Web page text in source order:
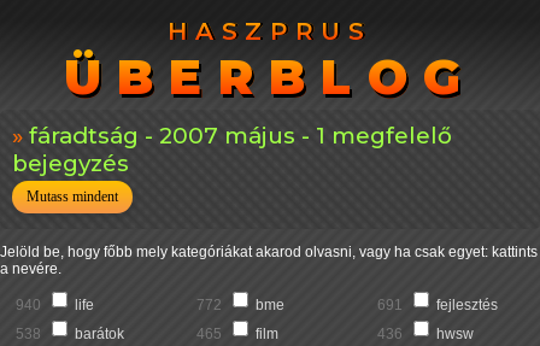
HASZPRUS
ÜBERBLOG
HASZPRUS
ÜBERBLOG
fáradtság - 2007 május - 1 megfelelő
bejegyzés
Mutass mindent
Jelöld be, hogy főbb mely kategóriákat akarod olvasni, vagy ha csak egyet: kattints
a nevére.
940 life 772 bme 691
fejlesztés
538
barátok 465 film 436
hwsw